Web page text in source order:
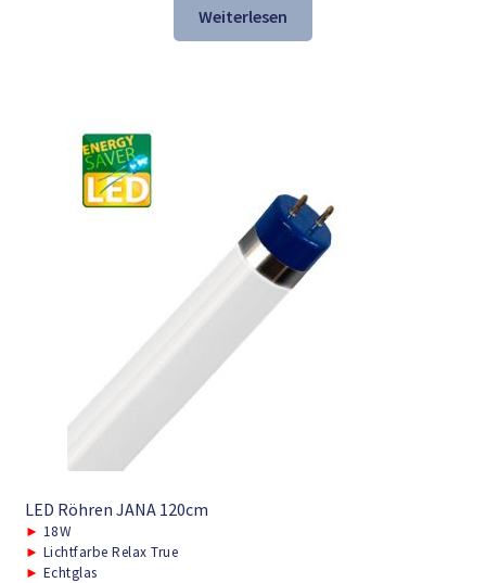
war:
35,40 €
ist:
23,98 €.
Weiterlesen
LED Röhren JANA 120cm
► 18W
► Lichtfarbe Relax True
► Echtglas